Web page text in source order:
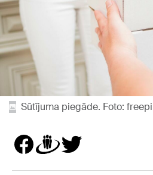
Sūtījuma piegāde. Foto: